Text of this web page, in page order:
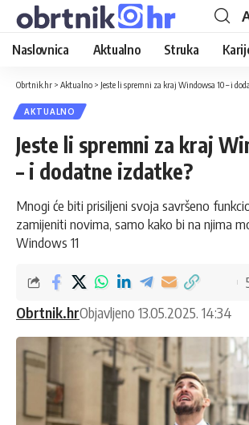
Naslovnica Aktualno Struka
Obrtnik.hr > Aktualno > Jeste li spremni za kraj Windowsa 10 – i
AKTUALNO
Jeste li spremni za kraj
– i dodatne izdatke?
Mnogi će biti prisiljeni svoja savršeno
zamijeniti novima, samo kako bi na njima
Windows 11
Obrtnik.hrObjavljeno 13.05.2025. 14:34